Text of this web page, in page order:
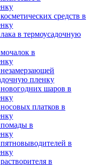
средств в
в термоусадочную
в
пленку
шаров в
платков в
помады в
в
в